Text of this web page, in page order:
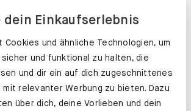
dein Einkaufserlebnis
Cookies und ähnliche Technologien, um
und funktional zu halten, die
und dir ein auf dich zugeschnittenes
mit relevanter Werbung zu bieten. Dazu
über dich, deine Vorlieben und dein